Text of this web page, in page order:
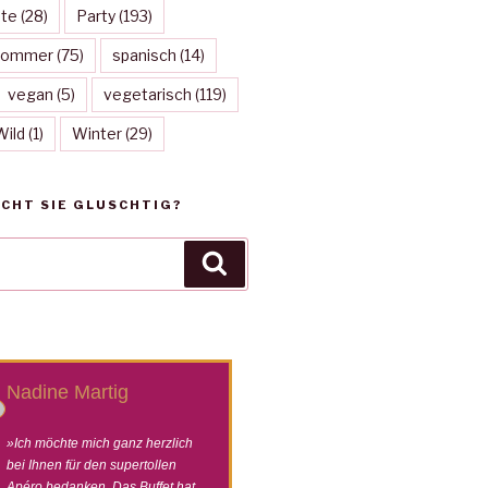
(28) Party(193)
(75) spanisch (14)
vegan (5) vegetarisch (119)
(1) Winter(29)
SIE GLUSCHTIG?
Nadine Martig
»Ich möchte mich ganz herzlich
bei Ihnen für den supertollen